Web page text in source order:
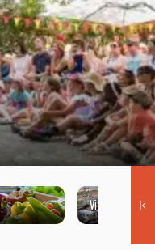
Visites guidées